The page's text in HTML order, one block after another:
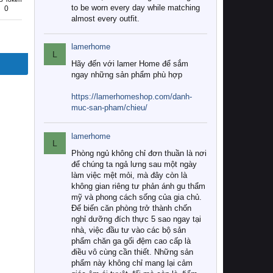
0
to be worn every day while matching
almost every outfit.
L
lamerhome
Hãy đến với lamer Home để sắm
ngay những sản phẩm phù hợp
https://lamerhomeshop.com/danh-
muc-san-pham/chieu/
L
lamerhome
Phòng ngủ không chỉ đơn thuần là nơi
để chúng ta ngả lưng sau một ngày
làm việc mệt mỏi, mà đây còn là
không gian riêng tư phản ánh gu thẩm
mỹ và phong cách sống của gia chủ.
Để biến căn phòng trở thành chốn
nghỉ dưỡng đích thực 5 sao ngay tại
nhà, việc đầu tư vào các bộ sản
phẩm chăn ga gối đệm cao cấp là
điều vô cùng cần thiết. Những sản
phẩm này không chỉ mang lại cảm